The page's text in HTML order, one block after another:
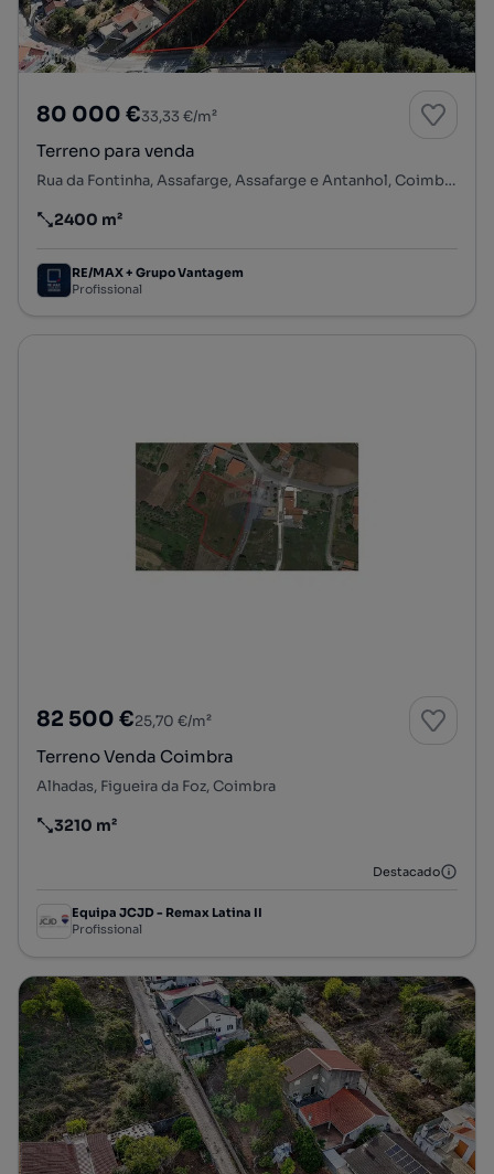
80 000 €33,33 €/m²
Terreno para venda
Rua da Fontinha, Assafarge, Assafarge e Antanhol, Coimbra, Coimbra
Preço por metro quadrado
2400 m²
RE/MAX + Grupo Vantagem
Profissional
82 500 €25,70 €/m²
Terreno Venda Coimbra
Alhadas, Figueira da Foz, Coimbra
Preço por metro quadrado
3210 m²
Destacado
Equipa JCJD - Remax Latina II
Profissional